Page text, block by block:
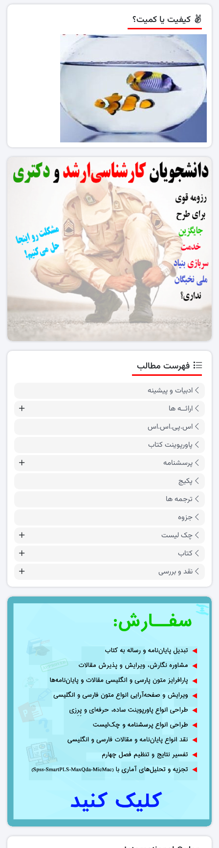
کیفیت یا کمیت؟
فهرست مطالب
ادبیات و پیشینه
ارائــه ها
اس.پی.اس.اس
پاورپوینت کتاب
پرسشنامه
پکیج
ترجمه ها
جزوه
چک لیست
کتاب
نقد و بررسی